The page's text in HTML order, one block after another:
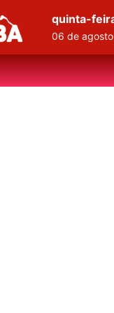
quinta-
06 de